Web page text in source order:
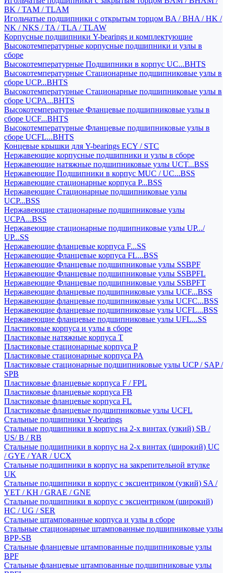
BK / TAM / TLAM
Игольчатые подшипники с открытым торцом BA / BHA / HK /
NK / NKS / TA / TLA / TLAW
Корпусные подшипники Y-bearings и комплектующие
Высокотемпературные корпусные подшипники и узлы в
сборе
Высокотемпературные Подшипники в корпус UC...BHTS
Высокотемпературные Стационарные подшипниковые узлы в
сборе UCP...BHTS
Высокотемпературные Стационарные подшипниковые узлы в
сборе UCPA...BHTS
Высокотемпературные Фланцевые подшипниковые узлы в
сборе UCF...BHTS
Высокотемпературные Фланцевые подшипниковые узлы в
сборе UCFL...BHTS
Концевые крышки для Y-bearings ECY / STC
Нержавеющие корпусные подшипники и узлы в сборе
Нержавеющие натяжные подшипниковые узлы UCT...BSS
Нержавеющие Подшипники в корпус MUC / UC...BSS
Нержавеющие стационарные корпуса P...BSS
Нержавеющие Стационарные подшипниковые узлы
UCP...BSS
Нержавеющие стационарные подшипниковые узлы
UCPA...BSS
Нержавеющие стационарные подшипниковые узлы UP.../
UP...SS
Нержавеющие фланцевые корпуса F...SS
Нержавеющие Фланцевые корпуса FL...BSS
Нержавеющие Фланцевые подшипниковые узлы SSBPF
Нержавеющие Фланцевые подшипниковые узлы SSBPFL
Нержавеющие Фланцевые подшипниковые узлы SSBPFT
Нержавеющие фланцевые подшипниковые узлы UCF...BSS
Нержавеющие фланцевые подшипниковые узлы UCFC...BSS
Нержавеющие фланцевые подшипниковые узлы UCFL...BSS
Нержавеющие фланцевые подшипниковые узлы UFL...SS
Пластиковые корпуса и узлы в сборе
Пластиковые натяжные корпуса T
Пластиковые стационарные корпуса P
Пластиковые стационарные корпуса PA
Пластиковые стационарные подшипниковые узлы UCP / SAP /
SPB
Пластиковые фланцевые корпуса F / FPL
Пластиковые фланцевые корпуса FB
Пластиковые фланцевые корпуса FL
Пластиковые фланцевые подшипниковые узлы UCFL
Стальные подшипники Y-bearings
Стальные подшипники в корпус на 2-х винтах (узкий) SB /
US/ B / RB
Стальные подшипники в корпус на 2-х винтах (широкий) UC
/ GYE / YAR / UCX
Стальные подшипники в корпус на закрепительной втулке
UK
Стальные подшипники в корпус с эксцентриком (узкий) SA /
YET / KH / GRAE / GNE
Стальные подшипники в корпус с эксцентриком (широкий)
HC / UG / SER
Стальные штампованные корпуса и узлы в сборе
Стальные стационарные штампованные подшипниковые узлы
BPP-SB
Стальные фланцевые штампованные подшипниковые узлы
BPF
Стальные фланцевые штампованные подшипниковые узлы